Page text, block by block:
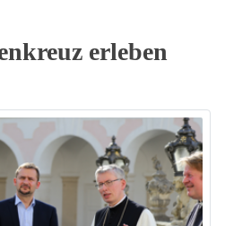
erleben